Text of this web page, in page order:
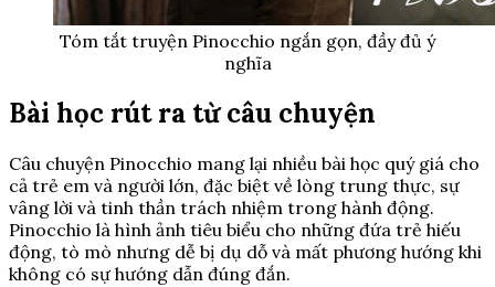
Tóm tắt truyện Pinocchio ngắn gọn, đầy đủ ý
nghĩa
Bài học rút ra từ câu chuyện
Câu chuyện Pinocchio mang lại nhiều bài học quý giá cho
cả trẻ em và người lớn, đặc biệt về lòng trung thực, sự
vâng lời và tinh thần trách nhiệm trong hành động.
Pinocchio là hình ảnh tiêu biểu cho những đứa trẻ hiếu
động, tò mò nhưng dễ bị dụ dỗ và mất phương hướng khi
không có sự hướng dẫn đúng đắn.